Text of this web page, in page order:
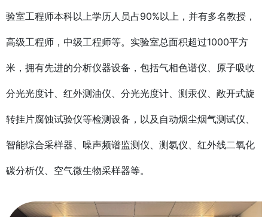
验室工程师本科以上学历人员占90%以上，并有多名教授，
高级工程师，中级工程师等。实验室总面积超过1000平方
米，拥有先进的分析仪器设备，包括气相色谱仪、原子吸收
分光光度计、红外测油仪、分光光度计、测汞仪、敞开式旋
转挂片腐蚀试验仪等检测设备，以及自动烟尘烟气测试仪、
智能综合采样器、噪声频谱监测仪、测氡仪、红外线二氧化
碳分析仪、空气微生物采样器等。